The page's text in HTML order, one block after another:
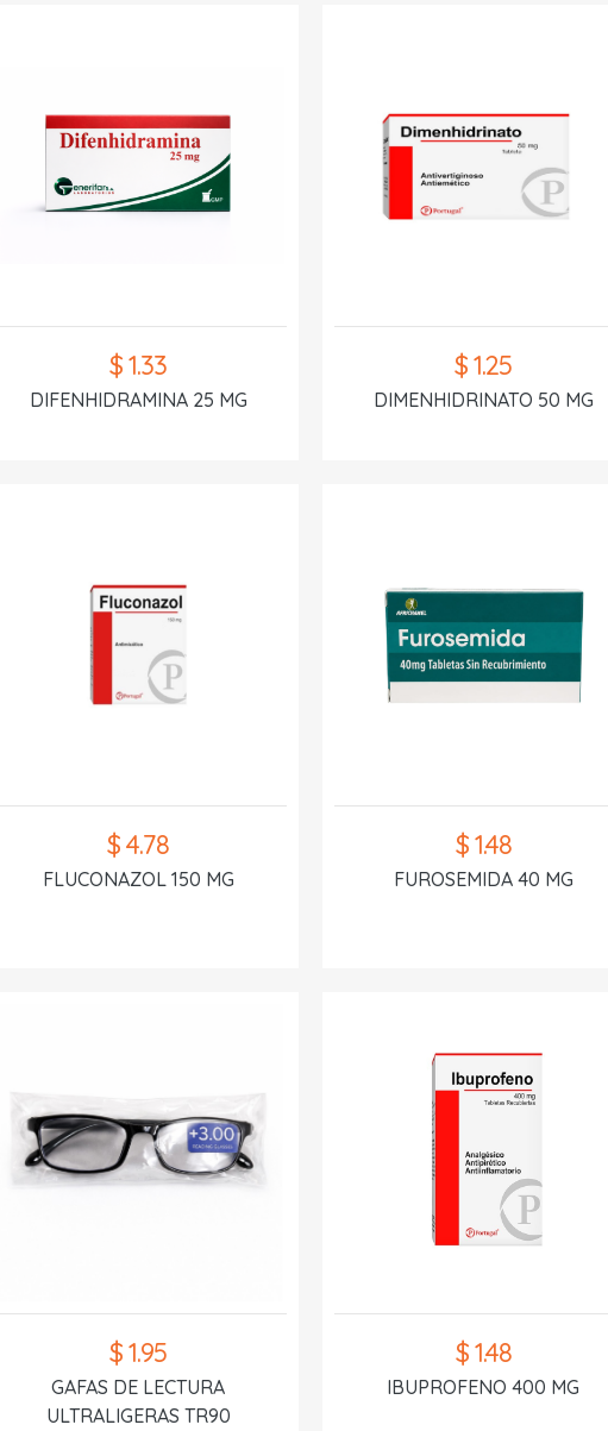
$ 1.33
DIFENHIDRAMINA 25 MG
$ 1.25
DIMENHIDRINATO 50 MG
$ 4.78
FLUCONAZOL 150 MG
$ 1.48
FUROSEMIDA 40 MG
$ 1.95
GAFAS DE LECTURA
ULTRALIGERAS TR90
$ 1.48
IBUPROFENO 400 MG